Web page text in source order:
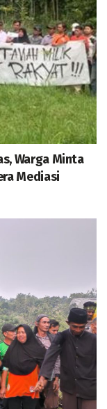
Warga Minta
Mediasi